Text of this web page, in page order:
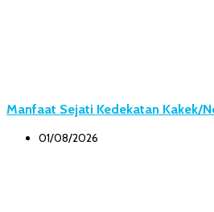
Manfaat Sejati Kedekatan Kakek/
01/08/2026